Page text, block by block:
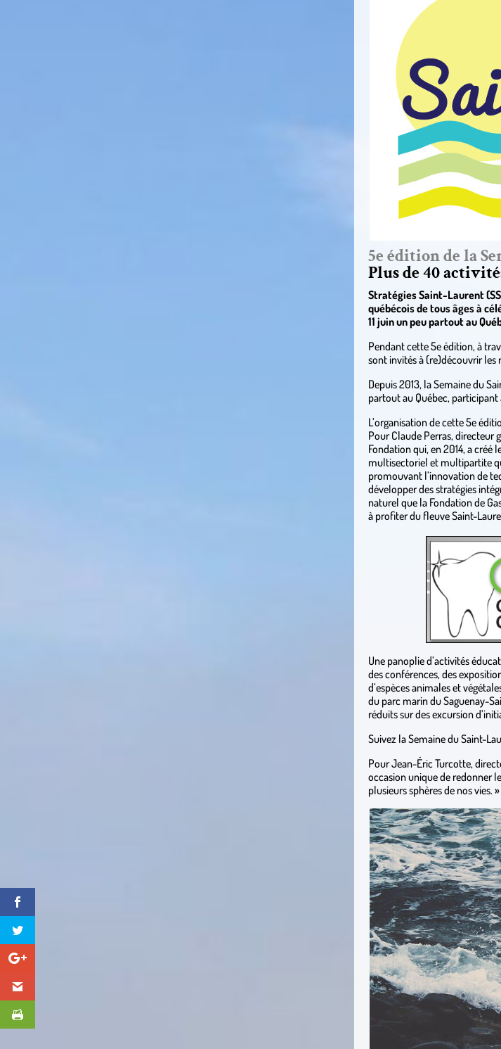
5e édition de la
Plus de 40
Stratégies Saint-Laurent
québécois de tous âges à
11 juin un peu partout au
Pendant cette 5e édition, à
sont invités à (re)découvrir les
Depuis 2013, la Semaine du
partout au Québec, participant
L’organisation de cette 5e
Pour Claude Perras, directeur
Fondation qui, en 2014, a
multisectoriel et multipartite
promouvant l’innovation de
développer des stratégies
naturel que la Fondation de
à profiter du fleuve Saint-
Une panoplie d’activités
des conférences, des
d’espèces animales et
du parc marin du Saguenay-
réduits sur des excursion
Suivez la Semaine du Saint-
Pour Jean-Éric Turcotte,
occasion unique de redonner
plusieurs sphères de nos vies. »